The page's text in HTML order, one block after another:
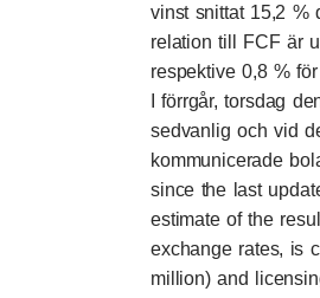
vinst snittat 15,2 %
relation till FCF är
respektive 0,8 %
I förrgår, torsdag
sedvanlig och vid
kommunicerade
since the last
estimate of the
exchange rates, is
million) and